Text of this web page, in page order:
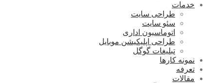
خدمات
طراحی سایت
سئو سایت
اتوماسیون اداری
طراحی اپلیکیشن موبایل
تبلیغات گوگل
نمونه کارها
تعرفه
مقالات